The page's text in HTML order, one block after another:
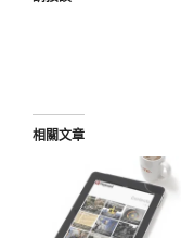
相關文章